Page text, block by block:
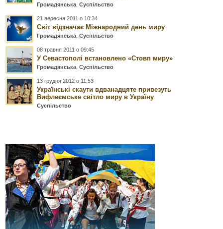
Громадянська ,Суспільство
21 вересня 2011 о 10:34
Світ відзначає Міжнародний день миру
Громадянська ,Суспільство
08 травня 2011 о 09:45
У Севастополі встановлено «Стовп миру»
Громадянська ,Суспільство
13 грудня 2012 о 11:53
Українські скаути вдванадцяте привезуть
Вифлеємське світло миру в Україну
Суспільство